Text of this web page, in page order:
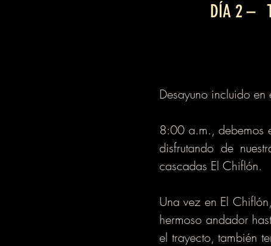
DÍA 2 –
Desayuno incluido en
8:00 a.m., debemos
disfrutando de
cascadas El Chiflón.
Una vez en El
hermoso andador
el trayecto, también